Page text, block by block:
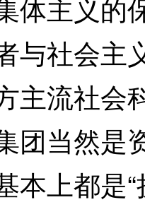
体主义的
与社会主
主流社会
团当然是
本上都是